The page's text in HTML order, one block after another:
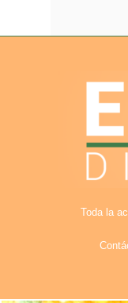
Toda la